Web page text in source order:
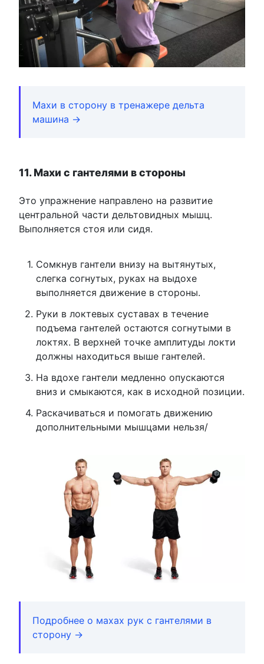
Махи в сторону в тренажере дельта
машина →
11. Махи с гантелями в стороны
Это упражнение направлено на развитие
центральной части дельтовидных мышц.
Выполняется стоя или сидя.
Сомкнув гантели внизу на вытянутых,
слегка согнутых, руках на выдохе
выполняется движение в стороны.
Руки в локтевых суставах в течение
подъема гантелей остаются согнутыми в
локтях. В верхней точке амплитуды локти
должны находиться выше гантелей.
На вдохе гантели медленно опускаются
вниз и смыкаются, как в исходной позиции.
Раскачиваться и помогать движению
дополнительными мышцами нельзя/
Подробнее о махах рук с гантелями в
сторону →